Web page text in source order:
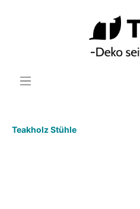
Teakholz Stühle